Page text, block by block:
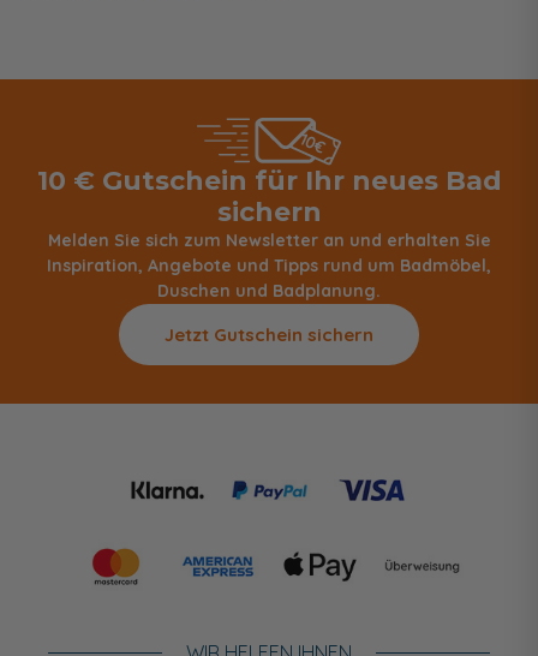
10 € Gutschein für Ihr neues Bad
sichern
Melden Sie sich zum Newsletter an und erhalten Sie
Inspiration, Angebote und Tipps rund um Badmöbel,
Duschen und Badplanung.
Jetzt Gutschein sichern